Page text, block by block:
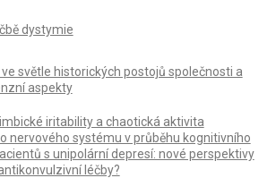
dystymie
světle historických postojů společnosti a
aspekty
iritability a chaotická aktivita
nervového systému v průběhu kognitivního
s unipolární depresí: nové perspektivy
léčby?